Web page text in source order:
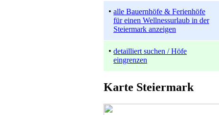
• alle Bauernhöfe & Ferienhöfe
für einen Wellnessurlaub in der
Steiermark anzeigen
• detailliert suchen / Höfe
eingrenzen
Karte Steiermark